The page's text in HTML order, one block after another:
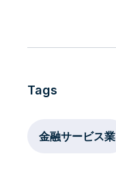
Tags
金融サービス業